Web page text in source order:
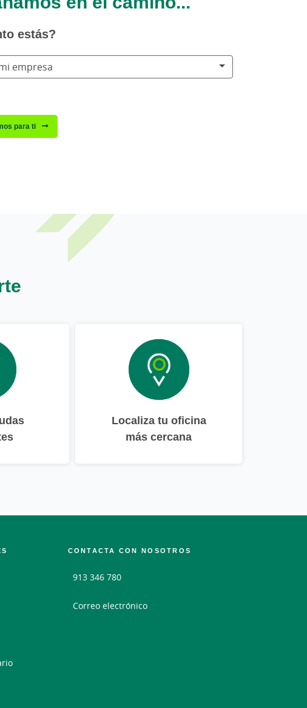
estás?
empresa
para ti
Localiza tu oficina
más cercana
CONTACTA CON NOSOTROS
913 346 780
Correo electrónico